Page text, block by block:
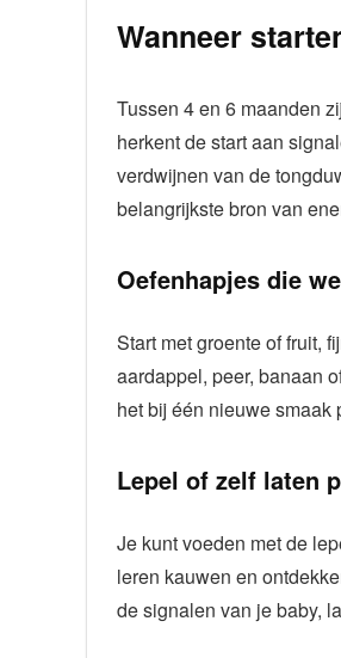
Wanneer
Tussen 4 en 6 maanden
herkent de start aan
verdwijnen van de
belangrijkste bron van
Oefenhapjes die
Start met groente of fruit,
aardappel, peer, banaan
het bij één nieuwe smaak
Lepel of zelf laten
Je kunt voeden met de
leren kauwen en
de signalen van je baby,